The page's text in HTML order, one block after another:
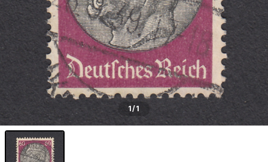
1/1